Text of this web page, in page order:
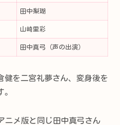
田中梨瑚
山崎里彩
田中真弓（声の出演）
健を二宮礼夢さん、変身後を
ニメ版と同じ田中真弓さん